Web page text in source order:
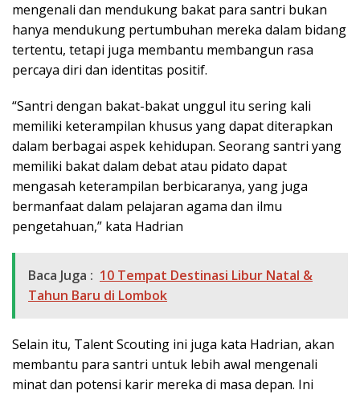
mengenali dan mendukung bakat para santri bukan
hanya mendukung pertumbuhan mereka dalam bidang
tertentu, tetapi juga membantu membangun rasa
percaya diri dan identitas positif.
“Santri dengan bakat-bakat unggul itu sering kali
memiliki keterampilan khusus yang dapat diterapkan
dalam berbagai aspek kehidupan. Seorang santri yang
memiliki bakat dalam debat atau pidato dapat
mengasah keterampilan berbicaranya, yang juga
bermanfaat dalam pelajaran agama dan ilmu
pengetahuan,” kata Hadrian
Baca Juga : 10 Tempat Destinasi Libur Natal &
Tahun Baru di Lombok
Selain itu, Talent Scouting ini juga kata Hadrian, akan
membantu para santri untuk lebih awal mengenali
minat dan potensi karir mereka di masa depan. Ini